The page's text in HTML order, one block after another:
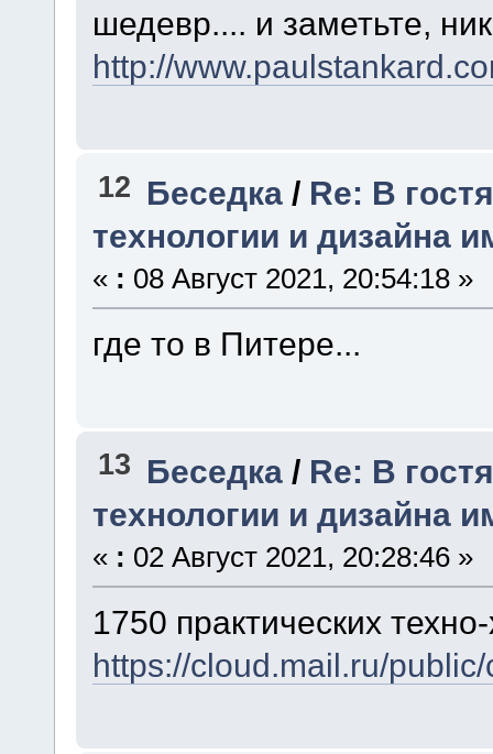
шедевр.... и заметьте,
http://
12 Беседка / Re: В
технологии и дизайна
« : 08 Август 2021, 20:54:18 »
где то в Питере...
13 Беседка / Re: В
технологии и дизайна
« : 02 Август 2021, 20:28:46 »
1750 практических
https://cloud.mail.ru/